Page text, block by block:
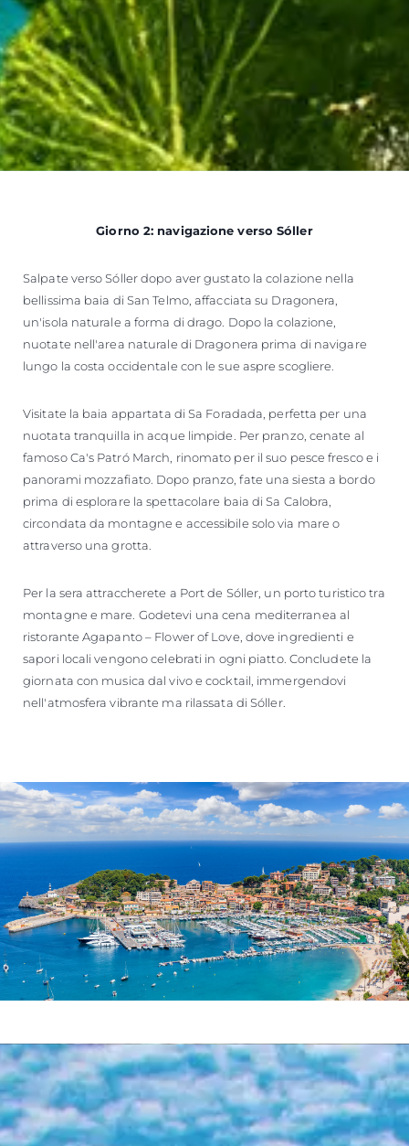
Giorno 2: navigazione verso Sóller
Salpate verso Sóller dopo aver gustato la colazione nella
bellissima baia di San Telmo, affacciata su Dragonera,
un'isola naturale a forma di drago. Dopo la colazione,
nuotate nell'area naturale di Dragonera prima di navigare
lungo la costa occidentale con le sue aspre scogliere.
Visitate la baia appartata di Sa Foradada, perfetta per una
nuotata tranquilla in acque limpide. Per pranzo, cenate al
famoso Ca's Patró March, rinomato per il suo pesce fresco e i
panorami mozzafiato. Dopo pranzo, fate una siesta a bordo
prima di esplorare la spettacolare baia di Sa Calobra,
circondata da montagne e accessibile solo via mare o
attraverso una grotta.
Per la sera attraccherete a Port de Sóller, un porto turistico tra
montagne e mare. Godetevi una cena mediterranea al
ristorante Agapanto – Flower of Love, dove ingredienti e
sapori locali vengono celebrati in ogni piatto. Concludete la
giornata con musica dal vivo e cocktail, immergendovi
nell'atmosfera vibrante ma rilassata di Sóller.